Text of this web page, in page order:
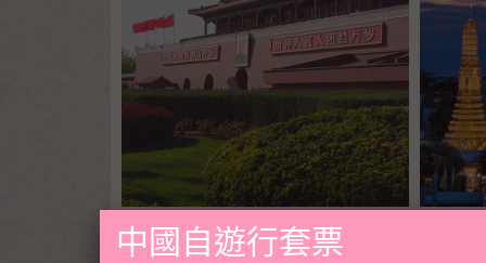
中國自遊行套票